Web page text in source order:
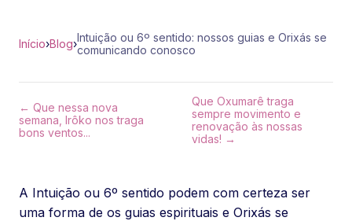
Início›Blog›Intuição ou 6º sentido: nossos guias e Orixás se
comunicando conosco
← Que nessa nova
semana, Irôko nos traga
bons ventos...
Que Oxumarê traga
sempre movimento e
renovação às nossas
vidas! →
A Intuição ou 6º sentido podem com certeza ser
uma forma de os guias espirituais e Orixás se